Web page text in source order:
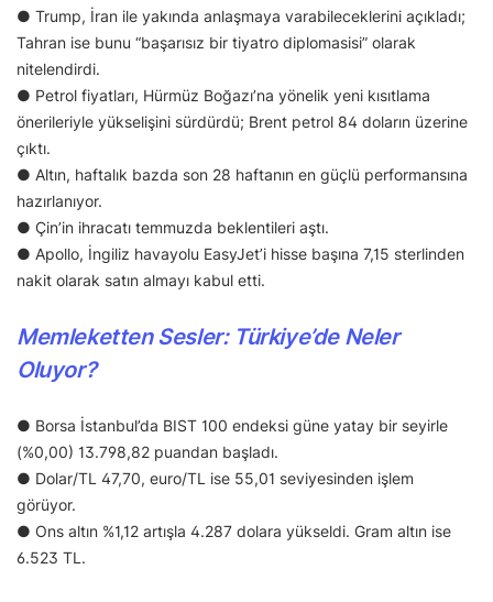
● Trump, İran ile yakında anlaşmaya varabileceklerini açıkladı;
Tahran ise bunu “başarısız bir tiyatro diplomasisi” olarak
nitelendirdi.
● Petrol fiyatları, Hürmüz Boğazı’na yönelik yeni kısıtlama
önerileriyle yükselişini sürdürdü; Brent petrol 84 doların üzerine
çıktı.
● Altın, haftalık bazda son 28 haftanın en güçlü performansına
hazırlanıyor.
● Çin’in ihracatı temmuzda beklentileri aştı.
● Apollo, İngiliz havayolu EasyJet’i hisse başına 7,15 sterlinden
nakit olarak satın almayı kabul etti.
Memleketten Sesler: Türkiye’de Neler
Oluyor?
● Borsa İstanbul’da BIST 100 endeksi güne yatay bir seyirle
(%0,00) 13.798,82 puandan başladı.
● Dolar/TL 47,70, euro/TL ise 55,01 seviyesinden işlem
görüyor.
● Ons altın %1,12 artışla 4.287 dolara yükseldi. Gram altın ise
6.523 TL.